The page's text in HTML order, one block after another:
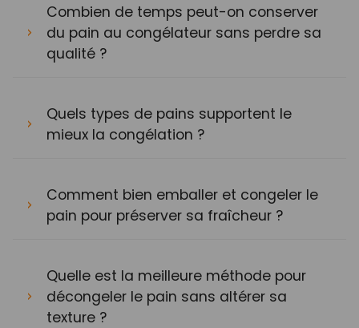
Combien de temps peut-on conserver
du pain au congélateur sans perdre sa
qualité ?
Quels types de pains supportent le
mieux la congélation ?
Comment bien emballer et congeler le
pain pour préserver sa fraîcheur ?
Quelle est la meilleure méthode pour
décongeler le pain sans altérer sa
texture ?